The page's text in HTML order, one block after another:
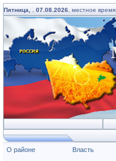
Пятница, 07.08.2026 , местное время
О районе Власть